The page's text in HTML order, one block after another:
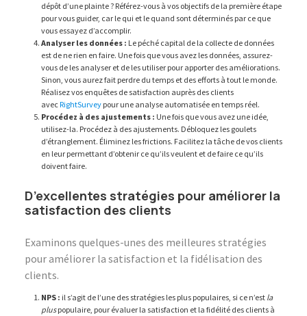
dépôt d’une plainte ? Référez-vous à vos objectifs de la première étape
pour vous guider, car le qui et le quand sont déterminés par ce que
vous essayez d’accomplir.
Analyser les données : Le péché capital de la collecte de données
est de ne rien en faire. Une fois que vous avez les données, assurez-
vous de les analyser et de les utiliser pour apporter des améliorations.
Sinon, vous aurez fait perdre du temps et des efforts à tout le monde.
Réalisez vos enquêtes de satisfaction auprès des clients
avecRightSurvey pour une analyse automatisée en temps réel.
Procédez à des ajustements : Une fois que vous avez une idée,
utilisez-la. Procédez à des ajustements. Débloquez les goulets
d’étranglement. Éliminez les frictions. Facilitez la tâche de vos clients
en leur permettant d’obtenir ce qu’ils veulent et de faire ce qu’ils
doivent faire.
D’excellentes stratégies pour améliorer la
satisfaction des clients
Examinons quelques-unes des meilleures stratégies
pour améliorer la satisfaction et la fidélisation des
clients.
NPS : il s’agit de l’une des stratégies les plus populaires, si ce n’est la
pluspopulaire, pour évaluer la satisfaction et la fidélité des clients à